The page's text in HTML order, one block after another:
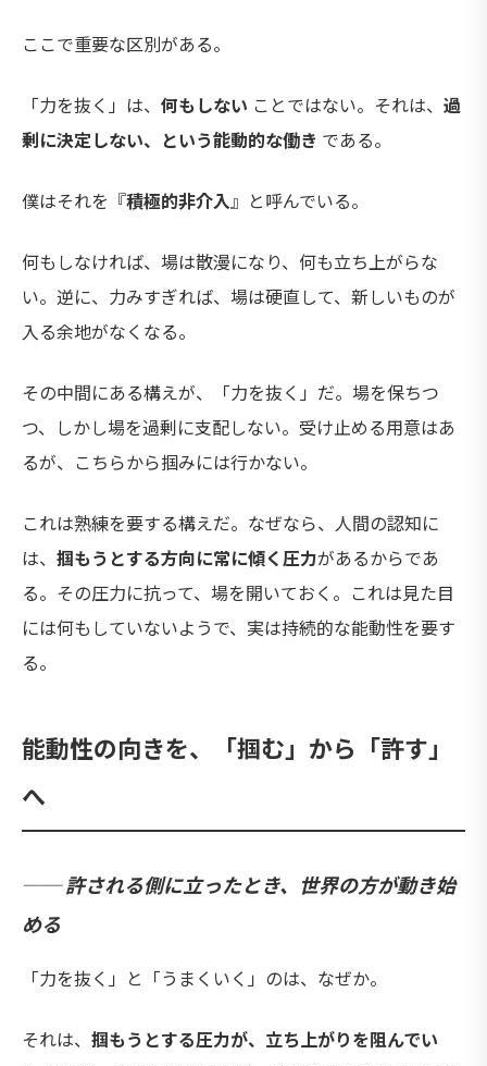
ここで重要な区別がある。
「力を抜く」は、 何もしない ことではない。それは、 過
剰に決定しない、という能動的な働き である。
僕はそれを『積極的非介入』と呼んでいる。
何もしなければ、場は散漫になり、何も立ち上がらな
い。逆に、力みすぎれば、場は硬直して、新しいものが
入る余地がなくなる。
その中間にある構えが、「力を抜く」だ。場を保ちつ
つ、しかし場を過剰に支配しない。受け止める用意はあ
るが、こちらから掴みには行かない。
これは熟練を要する構えだ。なぜなら、人間の認知に
は、 掴もうとする方向に常に傾く圧力があるからであ
る。その圧力に抗って、場を開いておく。これは見た目
には何もしていないようで、実は持続的な能動性を要す
る。
能動性の向きを、「掴む」から「許す」
へ
── 許される側に立ったとき、世界の方が動き始
める
「力を抜く」と「うまくいく」のは、なぜか。
それは、 掴もうとする圧力が、立ち上がりを阻んでい